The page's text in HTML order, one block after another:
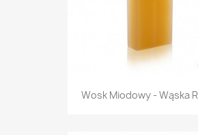
Wosk Miodowy - Wąska